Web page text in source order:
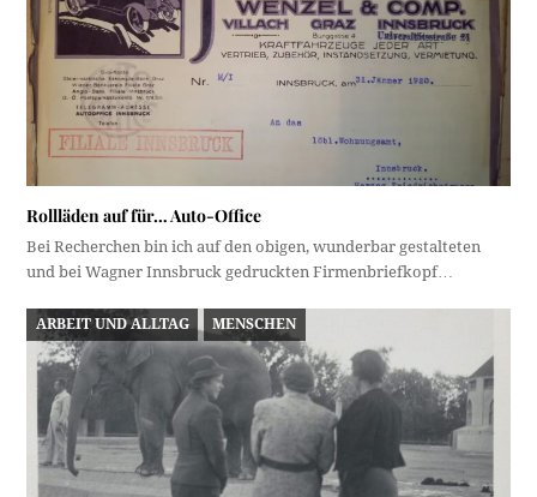
Rollläden auf für… Auto-Office
Bei Recherchen bin ich auf den obigen, wunderbar gestalteten
und bei Wagner Innsbruck gedruckten Firmenbriefkopf…
ARBEIT UND ALLTAG MENSCHEN